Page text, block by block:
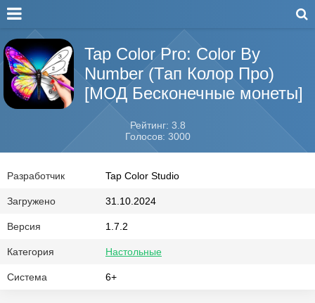
Tap Color Pro: Color By
Number (Тап Колор Про)
[МОД Бесконечные монеты]
Рейтинг: 3.8
Голосов: 3000
Разработчик Tap Color Studio
Загружено 31.10.2024
Версия 1.7.2
Категория Настольные
Система 6+